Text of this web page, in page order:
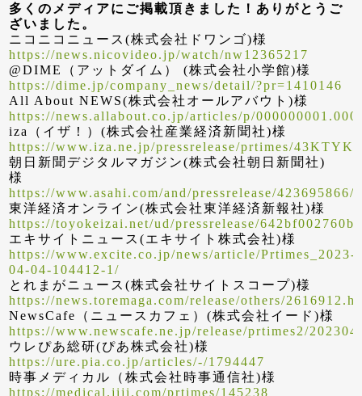
多くのメディアにご掲載頂きました！ありがとうご
ざいました。
ニコニコニュース(株式会社ドワンゴ)様
https://news.nicovideo.jp/watch/nw12365217
@DIME（アットダイム） (株式会社小学館)様
https://dime.jp/company_news/detail/?pr=1410146
All About NEWS(株式会社オールアバウト)様
https://news.allabout.co.jp/articles/p/
iza（イザ！）(株式会社産業経済新聞社)様
https://www.iza.ne.jp/pressrelease/prtimes/
朝日新聞デジタルマガジン(株式会社朝日新聞社)
様
https://www.asahi.com/and/pressrelease/423695866/
東洋経済オンライン(株式会社東洋経済新報社)様
https://toyokeizai.net/ud/pressrelease/
エキサイトニュース(エキサイト株式会社)様
https://www.excite.co.jp/news/article/Prtimes_2023-
04-04-104412-1/
とれまがニュース(株式会社サイトスコープ)様
https://news.toremaga.com/release/others/
NewsCafe（ニュースカフェ）(株式会社イード)様
https://www.newscafe.ne.jp/release/prtimes2/
ウレぴあ総研(ぴあ株式会社)様
https://ure.pia.co.jp/articles/-/1794447
時事メディカル（株式会社時事通信社)様
https://medical.jiji.com/prtimes/145238